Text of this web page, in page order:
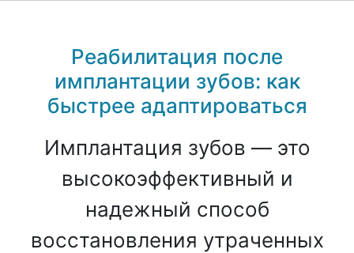
Реабилитация после
имплантации зубов: как
быстрее адаптироваться
Имплантация зубов — это
высокоэффективный и
надежный способ
восстановления утраченных